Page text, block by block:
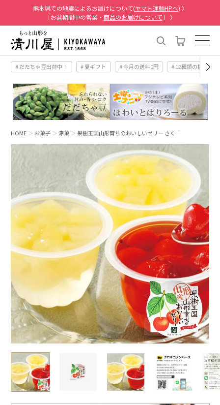
熊本県での地震によるお届けについて(ヤマト運輸HPへ) 〉
［お盆期間中の営業・ 商品のお届けについて］ 〉
# だだちゃ豆出荷中！ # 夏ギフト # 今月の送料0円 # 12種類の桃
HOME お菓子 涼菓 果樹王国山形育ちのおいしいゼリー さく…